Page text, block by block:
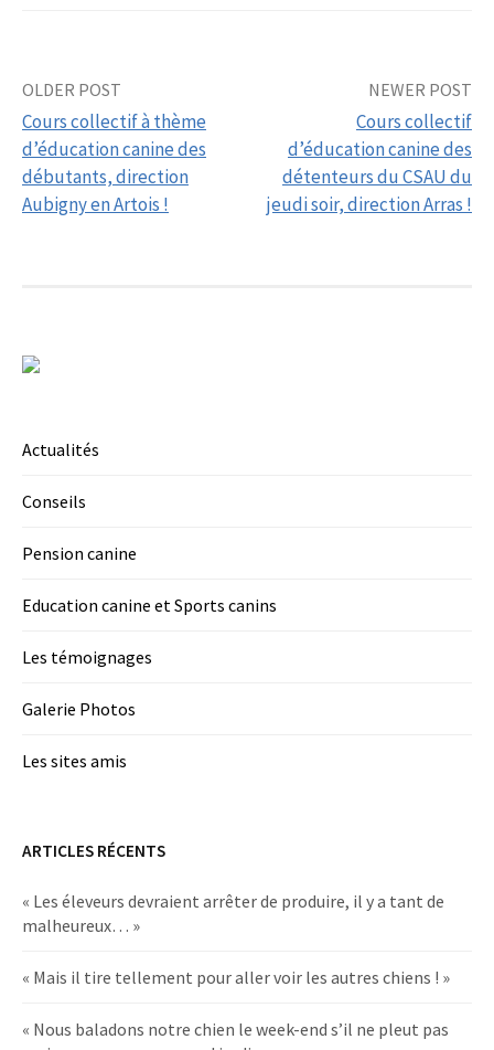
Post
navigation
OLDER POST
Cours collectif à thème
d’éducation canine des
débutants, direction
Aubigny en Artois !
NEWER POST
Cours collectif
d’éducation canine des
détenteurs du CSAU du
jeudi soir, direction Arras !
Actualités
Conseils
Pension canine
Education canine et Sports canins
Les témoignages
Galerie Photos
Les sites amis
ARTICLES RÉCENTS
« Les éleveurs devraient arrêter de produire, il y a tant de
malheureux… »
« Mais il tire tellement pour aller voir les autres chiens ! »
« Nous baladons notre chien le week-end s’il ne pleut pas